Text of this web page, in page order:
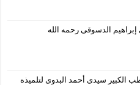
إبراهيم الدسوقى رحمه الله
الكبير سيدى أحمد البدوى لتلميذه